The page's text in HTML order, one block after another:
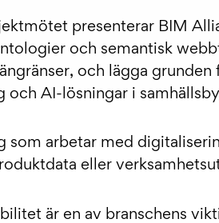
presenterar BIM
och semantisk
och lägga grunden
och AI-lösningar i
som arbetar med
eller
är en av branschens